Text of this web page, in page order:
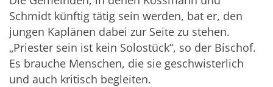
Schmidt künftig tätig sein werden, bat er, den
jungen Kaplänen dabei zur Seite zu stehen.
„Priester sein ist kein Solostück“, so der Bischof.
Es brauche Menschen, die sie geschwisterlich
und auch kritisch begleiten.